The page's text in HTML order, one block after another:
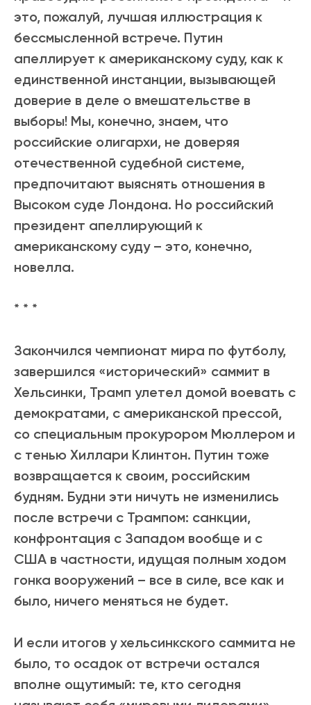
это, пожалуй, лучшая иллюстрация к
бессмысленной встрече. Путин
апеллирует к американскому суду, как к
единственной инстанции, вызывающей
доверие в деле о вмешательстве в
выборы! Мы, конечно, знаем, что
российские олигархи, не доверяя
отечественной судебной системе,
предпочитают выяснять отношения в
Высоком суде Лондона. Но российский
президент апеллирующий к
американскому суду – это, конечно,
новелла.
* * *
Закончился чемпионат мира по футболу,
завершился «исторический» саммит в
Хельсинки, Трамп улетел домой воевать с
демократами, с американской прессой,
со специальным прокурором Мюллером и
с тенью Хиллари Клинтон. Путин тоже
возвращается к своим, российским
будням. Будни эти ничуть не изменились
после встречи с Трампом: санкции,
конфронтация с Западом вообще и с
США в частности, идущая полным ходом
гонка вооружений – все в силе, все как и
было, ничего меняться не будет.
И если итогов у хельсинкского саммита не
было, то осадок от встречи остался
вполне ощутимый: те, кто сегодня